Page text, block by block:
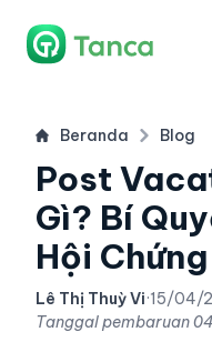
Beranda Blog
Post
Gì? Bí
Hội
Lê Thị Thuỳ Vi·15/04/
Tanggal pembaruan